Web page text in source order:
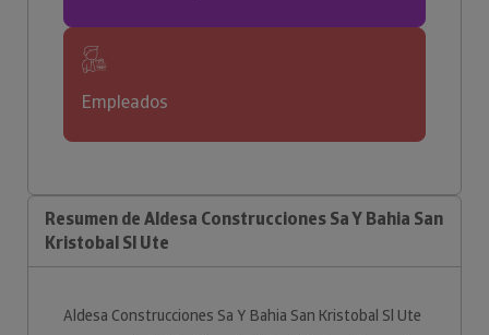
Empleados
Resumen de Aldesa Construcciones Sa Y Bahia San
Kristobal Sl Ute
Aldesa Construcciones Sa Y Bahia San Kristobal Sl Ute